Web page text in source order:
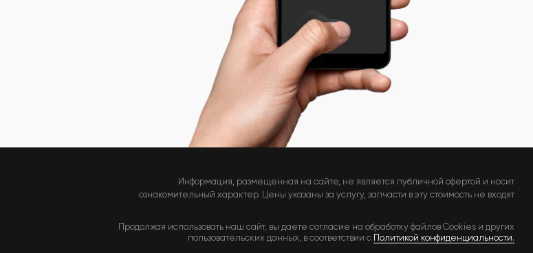
Информация, размещенная на сайте, не является публичной офертой и носит
ознакомительный характер. Цены указаны за услугу, запчасти в эту стоимость не входят
Продолжая использовать наш сайт, вы даете согласие на обработку файлов Cookies и других
пользовательских данных, в соответствии с Политикой конфиденциальности.